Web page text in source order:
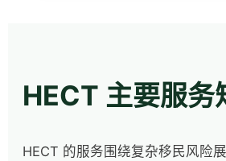
HECT 主要服务
HECT 的服务围绕复杂移民风险